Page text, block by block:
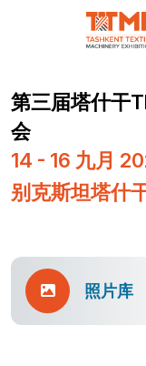
第三届塔什干
会
14 - 16 九月
别克斯坦塔什
照片库